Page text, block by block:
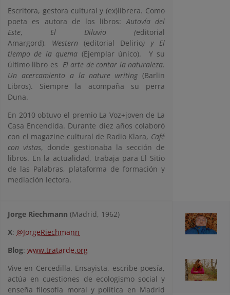
Escritora, gestora cultural y (ex)librera. Como
poeta es autora de los libros:Autovía del
Este, El Diluvio (editorial
Amargord), Western (editorial Delirio) y El
tiempo de la quema (Ejemplar único). Y su
último libro es El arte de contar la naturaleza.
Un acercamiento a la nature writing (Barlin
Libros). Siempre la acompaña su perra
Duna.
En 2010 obtuvo el premio La Voz+joven de La
Casa Encendida. Durante diez años colaboró
con el magazine cultural de Radio Klara, Café
con vistas, donde gestionaba la sección de
libros. En la actualidad, trabaja para El Sitio
de las Palabras, plataforma de formación y
mediación lectora.
Jorge Riechmann (Madrid, 1962)
X: @JorgeRiechmann
Blog: www.tratarde.org
Vive en Cercedilla. Ensayista, escribe poesía,
actúa en cuestiones de ecologismo social y
enseña filosofía moral y política en Madrid